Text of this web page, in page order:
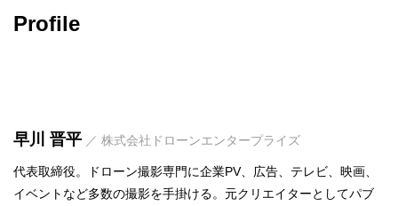
Profile
早川 晋平 ／ 株式会社ドローンエンタープライズ
代表取締役。ドローン撮影専門に企業PV、広告、テレビ、映画、
イベントなど多数の撮影を手掛ける。元クリエイターとしてパブ